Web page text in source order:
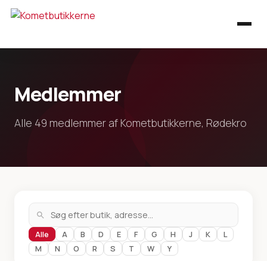
Medlemmer
Alle 49 medlemmer af Kometbutikkerne, Rødekro
Alle A B D E F G H J K
L
M
N O R S T W Y